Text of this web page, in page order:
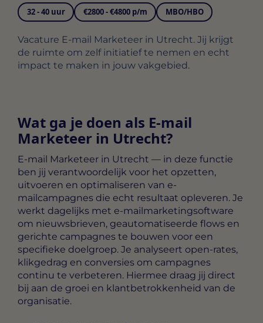
32 - 40 uur €2800 - €4800 p/m MBO/HBO
Vacature E-mail Marketeer in Utrecht. Jij krijgt
de ruimte om zelf initiatief te nemen en echt
impact te maken in jouw vakgebied.
Wat ga je doen als E-mail
Marketeer in Utrecht?
E-mail Marketeer in Utrecht — in deze functie
ben jij verantwoordelijk voor het opzetten,
uitvoeren en optimaliseren van e-
mailcampagnes die echt resultaat opleveren. Je
werkt dagelijks met e-mailmarketingsoftware
om nieuwsbrieven, geautomatiseerde flows en
gerichte campagnes te bouwen voor een
specifieke doelgroep. Je analyseert open-rates,
klikgedrag en conversies om campagnes
continu te verbeteren. Hiermee draag jij direct
bij aan de groei en klantbetrokkenheid van de
organisatie.